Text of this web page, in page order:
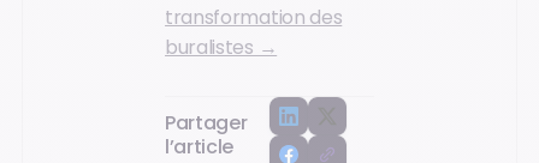
transformation des
buralistes →
Partager
l’article